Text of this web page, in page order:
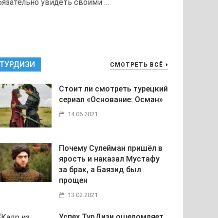
увидеть своими …
СМОТРЕТЬ ВСЁ
Стоит ли смотреть турецкий
сериал «Основание: Осман»
14.06.2021
Почему Сулейман пришёл в
ярость и наказал Мустафу
за брак, а Баязид был
прощен
13.02.2021